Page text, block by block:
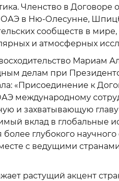
Членство в
ОАЭ в Ню-Олесунне,
сообществ в
и атмосферных
Мариам
делам при
«Присоединение к
международному
и захватывающую
вклад в глобальные
глубокого
с ведущими
растущий акцент